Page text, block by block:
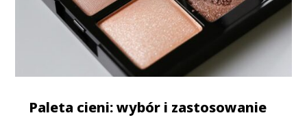
Paleta cieni: wybór i zastosowanie